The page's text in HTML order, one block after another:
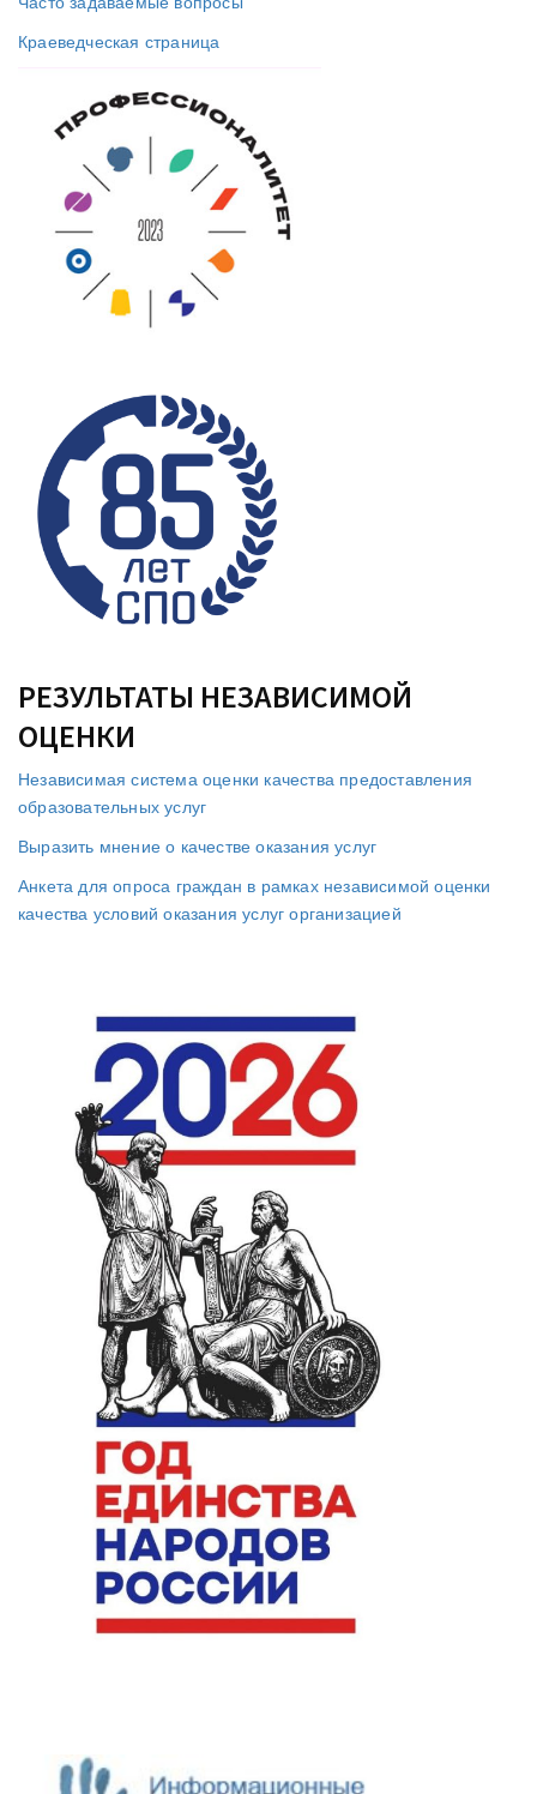
Краеведческая страница
РЕЗУЛЬТАТЫ НЕЗАВИСИМОЙ
ОЦЕНКИ
Независимая система оценки качества предоставления
образовательных услуг
Выразить мнение о качестве оказания услуг
Анкета для опроса граждан в рамках независимой оценки
качества условий оказания услуг организацией